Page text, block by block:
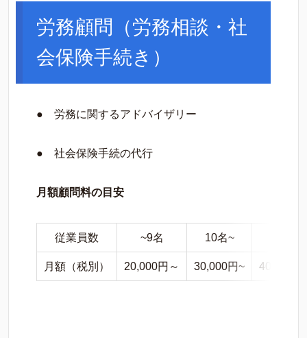
労務顧問（労務相談・社
会保険手続き）
● 労務に関するアドバイザリー
● 社会保険手続の代行
月額顧問料の目安
従業員数 ~9名 10名~
月額（税別） 20,000円～ 30,000円~ 40,000円